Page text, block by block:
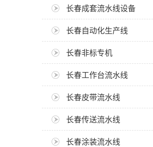
长春成套流水线设备
长春自动化生产线
长春非标专机
长春工作台流水线
长春皮带流水线
长春传送流水线
长春涂装流水线